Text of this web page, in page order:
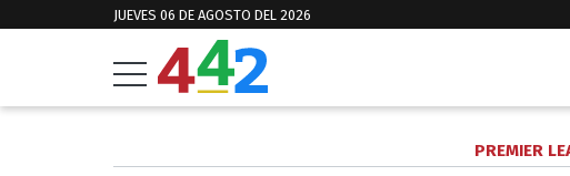
JUEVES 06 DE AGOSTO DEL 2026
PREMIER